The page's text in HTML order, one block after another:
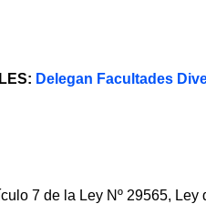
Delegan Facultades
7 de la Ley Nº 29565,